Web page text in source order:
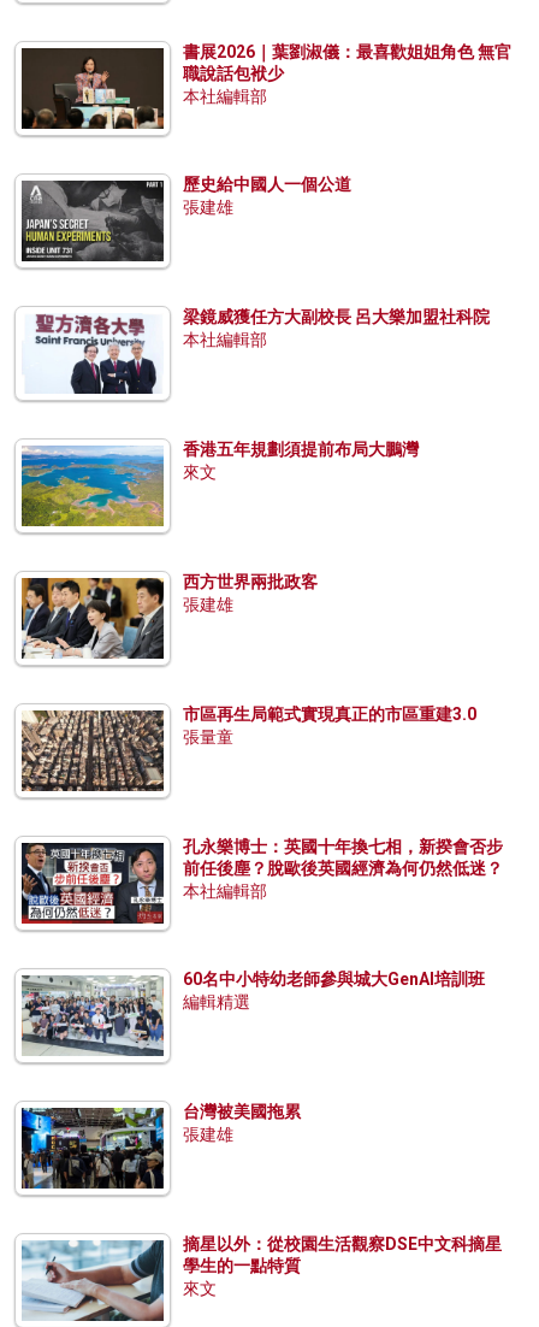
書展2026｜葉劉淑儀：最喜歡姐姐角色 無官
職說話包袱少
本社編輯部
歷史給中國人一個公道
張建雄
梁鏡威獲任方大副校長 呂大樂加盟社科院
本社編輯部
香港五年規劃須提前布局大鵬灣
來文
西方世界兩批政客
張建雄
市區再生局範式實現真正的市區重建3.0
張量童
孔永樂博士：英國十年換七相，新揆會否步
前任後塵？脫歐後英國經濟為何仍然低迷？
本社編輯部
60名中小特幼老師參與城大GenAI培訓班
編輯精選
台灣被美國拖累
張建雄
摘星以外：從校園生活觀察DSE中文科摘星
學生的一點特質
來文